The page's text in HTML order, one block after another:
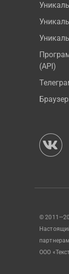
(API)
©
ООО